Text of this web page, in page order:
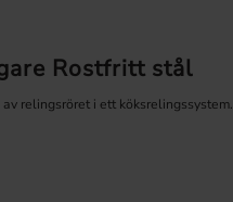
Rostfritt stål
relingsröret i ett köksrelingssystem.